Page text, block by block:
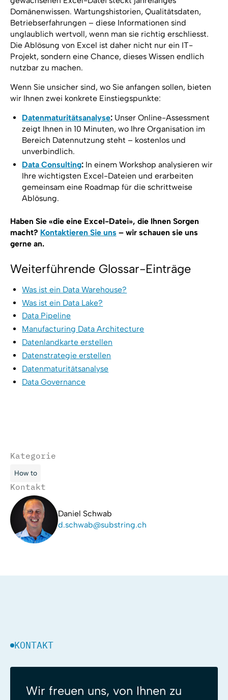
Kategorie
How to
Kontakt
Daniel Schwab
d.schwab@substring.ch
Domänenwissen. Wartungshistorien, Qualitätsdaten,
Betriebserfahrungen – diese Informationen sind
unglaublich wertvoll, wenn man sie richtig erschliesst.
Die Ablösung von Excel ist daher nicht nur ein IT-
Projekt, sondern eine Chance, dieses Wissen endlich
nutzbar zu machen.
Wenn Sie unsicher sind, wo Sie anfangen sollen, bieten
wir Ihnen zwei konkrete Einstiegspunkte:
Datenmaturitätsanalyse: Unser Online-Assessment
zeigt Ihnen in 10 Minuten, wo Ihre Organisation im
Bereich Datennutzung steht – kostenlos und
unverbindlich.
Data Consulting: In einem Workshop analysieren wir
Ihre wichtigsten Excel-Dateien und erarbeiten
gemeinsam eine Roadmap für die schrittweise
Ablösung.
Haben Sie «die eine Excel-Datei», die Ihnen Sorgen
macht? Kontaktieren Sie uns – wir schauen sie uns
gerne an.
Weiterführende Glossar-Einträge
Was ist ein Data Warehouse?
Was ist ein Data Lake?
Data Pipeline
Manufacturing Data Architecture
Datenlandkarte erstellen
Datenstrategie erstellen
Datenmaturitätsanalyse
Data Governance
KONTAKT
Wir freuen uns, von Ihnen zu